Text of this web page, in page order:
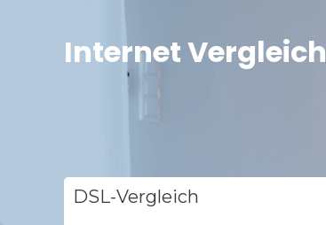
Internet Vergleich
DSL-Vergleich